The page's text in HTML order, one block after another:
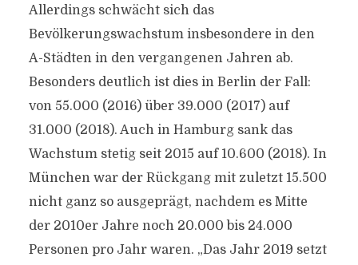
Allerdings schwächt sich das
Bevölkerungswachstum insbesondere in den
A-Städten in den vergangenen Jahren ab.
Besonders deutlich ist dies in Berlin der Fall:
von 55.000 (2016) über 39.000 (2017) auf
31.000 (2018). Auch in Hamburg sank das
Wachstum stetig seit 2015 auf 10.600 (2018). In
München war der Rückgang mit zuletzt 15.500
nicht ganz so ausgeprägt, nachdem es Mitte
der 2010er Jahre noch 20.000 bis 24.000
Personen pro Jahr waren. „Das Jahr 2019 setzt